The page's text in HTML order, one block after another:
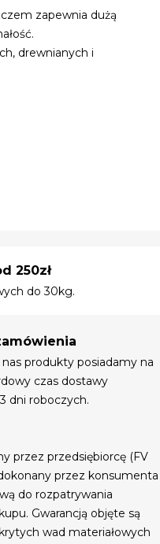
zapewnia dużą
drewnianych i
250zł
do 30kg.
produkty posiadamy na
czas dostawy
dni roboczych.
przez przedsiębiorcę (FV
przez konsumenta
do rozpatrywania
Gwarancją objęte są
wad materiałowych